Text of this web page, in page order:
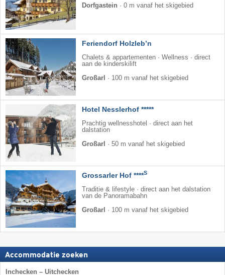
Dorfgastein · 0 m vanaf het skigebied
Feriendorf Holzleb’n
Chalets & appartementen · Wellness · direct
aan de kinderskilift
Großarl
· 100 m vanaf het skigebied
Hotel Nesslerhof *****
Prachtig wellnesshotel · direct aan het
dalstation
Großarl
· 50 m vanaf het skigebied
Grossarler Hof ****S
Traditie & lifestyle · direct aan het dalstation
van de Panoramabahn
Großarl
· 100 m vanaf het skigebied
Accommodatie zoeken
Inchecken – Uitchecken